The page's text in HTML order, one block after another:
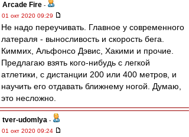
Arcade Fire -
01 окт 2020 09:29
Не надо переучивать. Главное у современного
латераля - выносливость и скорость бега.
Киммих, Альфонсо Дэвис, Хакими и прочие.
Предлагаю взять кого-нибудь с легкой
атлетики, с дистанции 200 или 400 метров, и
научить его отдавать ближнему ногой. Думаю,
это несложно.
tver-udomlya -
01 окт 2020 09:24